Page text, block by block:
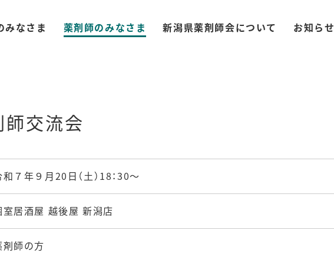
みなさま 薬剤師のみなさま 新潟県薬剤師会について お知らせ
師交流会
７年９月20日（土）18：30～
室居酒屋 越後屋 新潟店
剤師の方